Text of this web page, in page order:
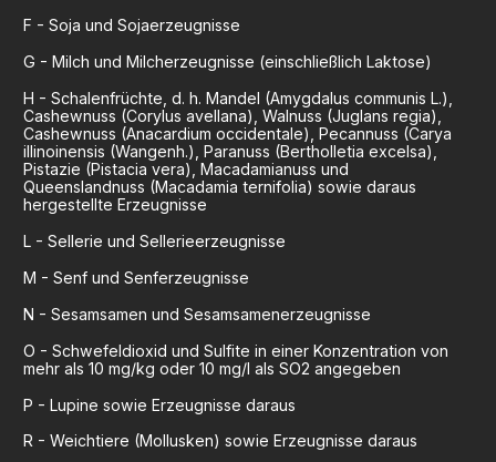
F - Soja und Sojaerzeugnisse
G - Milch und Milcherzeugnisse (einschließlich Laktose)
H - Schalenfrüchte, d. h. Mandel (Amygdalus communis L.),
Cashewnuss (Corylus avellana), Walnuss (Juglans regia),
Cashewnuss (Anacardium occidentale), Pecannuss (Carya
illinoinensis (Wangenh.), Paranuss (Bertholletia excelsa),
Pistazie (Pistacia vera), Macadamianuss und
Queenslandnuss (Macadamia ternifolia) sowie daraus
hergestellte Erzeugnisse
L - Sellerie und Sellerieerzeugnisse
M - Senf und Senferzeugnisse
N - Sesamsamen und Sesamsamenerzeugnisse
O - Schwefeldioxid und Sulfite in einer Konzentration von
mehr als 10 mg/kg oder 10 mg/l als SO2 angegeben
P - Lupine sowie Erzeugnisse daraus
R - Weichtiere (Mollusken) sowie Erzeugnisse daraus